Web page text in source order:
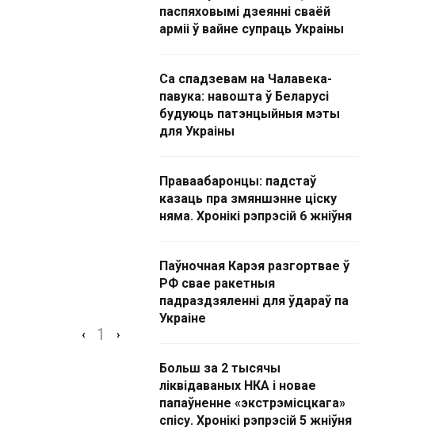
‹ 1 ›
паспяховымі дзеянні сваёй
арміі ў вайне супраць Украіны
Са спадзевам на Чалавека-
павука: навошта ў Беларусі
будуюць патэнцыйныя мэты
для Украіны
Праваабаронцы: падстаў
казаць пра змяншэнне ціску
няма. Хронікі рэпрэсій 6 жніўня
Паўночная Карэя разгортвае ў
РФ свае ракетныя
падраздзяленні для ўдараў па
Украіне
Больш за 2 тысячы
ліквідаваных НКА і новае
папаўненне «экстрэмісцкага»
спісу. Хронікі рэпрэсій 5 жніўня